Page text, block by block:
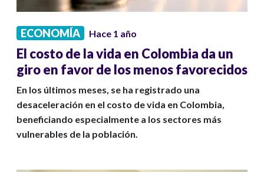
ECONOMÍA Hace 1 año
El costo de la vida en Colombia da un
giro en favor de los menos favorecidos
En los últimos meses, se ha registrado una
desaceleración en el costo de vida en Colombia,
beneficiando especialmente a los sectores más
vulnerables de la población.